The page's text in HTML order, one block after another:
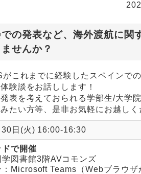
の発表など、海外渡航に関
せんか？
これまでに経験したスペインで
験談をお話しします！
表を考えておられる学部生/大学
たい方等、是非お気軽にお越し
日(火) 16:00-16:30
で開催
図書館3階AVコモンズ
：Microsoft Teams（Webブラウザ